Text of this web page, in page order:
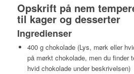
Opskrift på nem
til kager og desserter
Ingredienser
400 g chokolade (Lys, mørk eller
på mørkt chokolade, men du finder
hvid chokolade under beskrivelsen)